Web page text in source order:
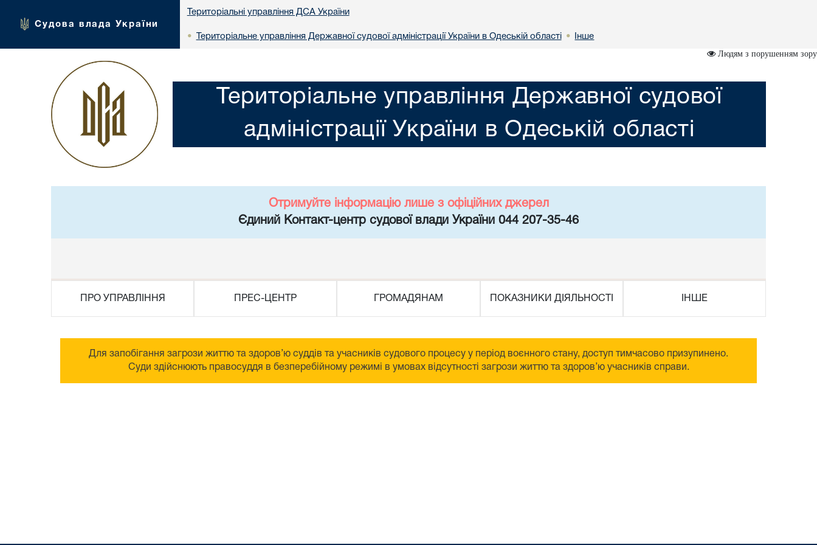
Судова влада України
Територіальні управління ДСА України
• Територіальне управління Державної судової адміністрації України в Одеській областi • Інше
Людям з порушенням зору
Територіальне управління Державної судової
адміністрації України в Одеській областi
Отримуйте інформацію лише з офіційних джерел
Єдиний Контакт-центр судової влади України 044 207-35-46
ПРО УПРАВЛІННЯ ПРЕС-ЦЕНТР ГРОМАДЯНАМ ПОКАЗНИКИ ДІЯЛЬНОСТІ ІНШЕ
Для запобігання загрози життю та здоров’ю суддів та учасників судового процесу у період воєнного стану, доступ тимчасово призупинено.
Суди здійснюють правосуддя в безперебійному режимі в умовах відсутності загрози життю та здоров’ю учасників справи.